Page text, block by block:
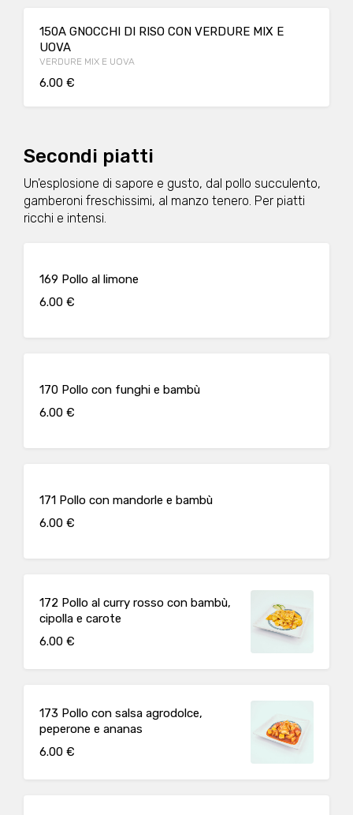
150A GNOCCHI DI RISO CON VERDURE MIX E
UOVA
VERDURE MIX E UOVA
6.00 €
Secondi piatti
Un'esplosione di sapore e gusto, dal pollo succulento,
gamberoni freschissimi, al manzo tenero. Per piatti
ricchi e intensi.
169 Pollo al limone
6.00 €
170 Pollo con funghi e bambù
6.00 €
171 Pollo con mandorle e bambù
6.00 €
172 Pollo al curry rosso con bambù,
cipolla e carote
6.00 €
173 Pollo con salsa agrodolce,
peperone e ananas
6.00 €